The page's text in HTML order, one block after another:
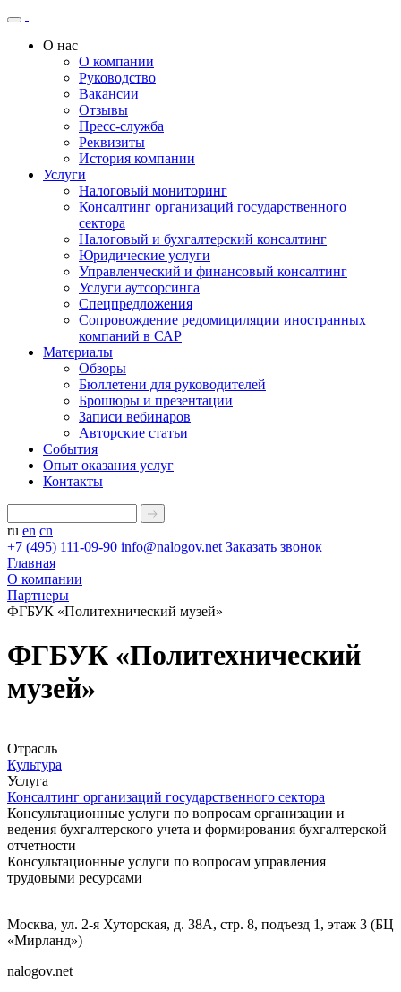
О нас
О компании
Руководство
Вакансии
Отзывы
Пресс-служба
Реквизиты
История компании
Услуги
Налоговый мониторинг
Консалтинг организаций государственного
сектора
Налоговый и бухгалтерский консалтинг
Юридические услуги
Управленческий и финансовый консалтинг
Услуги аутсорсинга
Спецпредложения
Сопровождение редомициляции иностранных
компаний в САР
Материалы
Обзоры
Бюллетени для руководителей
Брошюры и презентации
Записи вебинаров
Авторские статьи
События
Опыт оказания услуг
Контакты
ru en cn
+7 (495) 111-09-90 info@nalogov.net Заказать звонок
Главная
О компании
Партнеры
ФГБУК «Политехнический музей»
ФГБУК «Политехнический
музей»
Отрасль
Культура
Услуга
Консалтинг организаций государственного сектора
Консультационные услуги по вопросам организации и
ведения бухгалтерского учета и формирования бухгалтерской
отчетности
Консультационные услуги по вопросам управления
трудовыми ресурсами
Москва, ул. 2-я Хуторская, д. 38А, стр. 8, подъезд 1, этаж 3 (БЦ
«Мирланд»)
nalogov.net